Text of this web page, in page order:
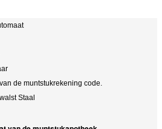
de muntstukrekening code.
Staal